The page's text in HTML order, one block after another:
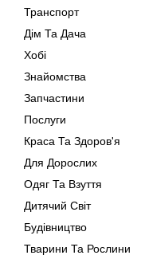
Транспорт
Дім Та Дача
Хобі
Знайомства
Запчастини
Послуги
Краса Та Здоров'я
Для Дорослих
Одяг Та Взуття
Дитячий Світ
Будівництво
Тварини Та Рослини